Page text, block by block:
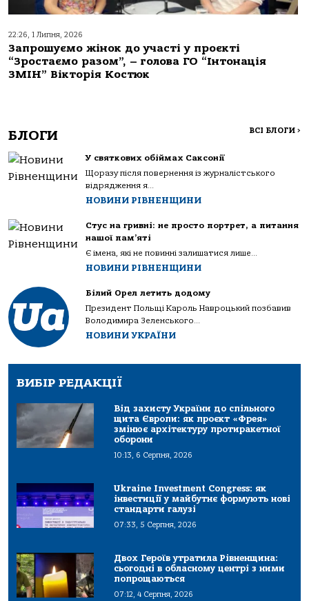
22:26, 1 Липня, 2026
Запрошуємо жінок до участі у проєкті
“Зростаємо разом”, – голова ГО “Інтонація
ЗМІН” Вікторія Костюк
БЛОГИ ВСІ БЛОГИ >
У святкових обіймах Саксонії
Щоразу після повернення із журналістського
відрядження я...
НОВИНИ РІВНЕНЩИНИ
Стус на гривні: не просто портрет, а питання
нашої пам’яті
Є імена, які не повинні залишатися лише...
НОВИНИ РІВНЕНЩИНИ
Білий Орел летить додому
Президент Польщі Кароль Навроцький позбавив
Володимира Зеленського...
НОВИНИ УКРАЇНИ
ВИБІР РЕДАКЦІЇ
Від захисту України до спільного
щита Європи: як проєкт «Фрея»
змінює архітектуру протиракетної
оборони
10:13, 6 Серпня, 2026
Ukraine Investment Congress: як
інвестиції у майбутнє формують нові
стандарти галузі
07:33, 5 Серпня, 2026
Двох Героїв утратила Рівненщина:
сьогодні в обласному центрі з ними
попрощаються
07:12, 4 Серпня, 2026